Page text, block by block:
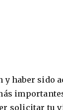
haber sido
solicitar tu